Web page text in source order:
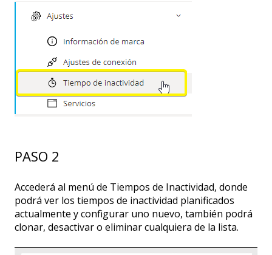
PASO 2
Accederá al menú de Tiempos de Inactividad, donde
podrá ver los tiempos de inactividad planificados
actualmente y configurar uno nuevo, también podrá
clonar, desactivar o eliminar cualquiera de la lista.